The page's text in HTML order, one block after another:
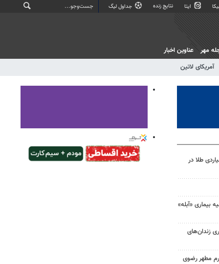
ایتا نتایج زنده جداول لیگ
آمریکای لاتین
مهر عناوین اخبار
به سرقت ۳۵ میلیاردی طلا در
بیماری «آبله»
زندان‌های
مطهر رضوی